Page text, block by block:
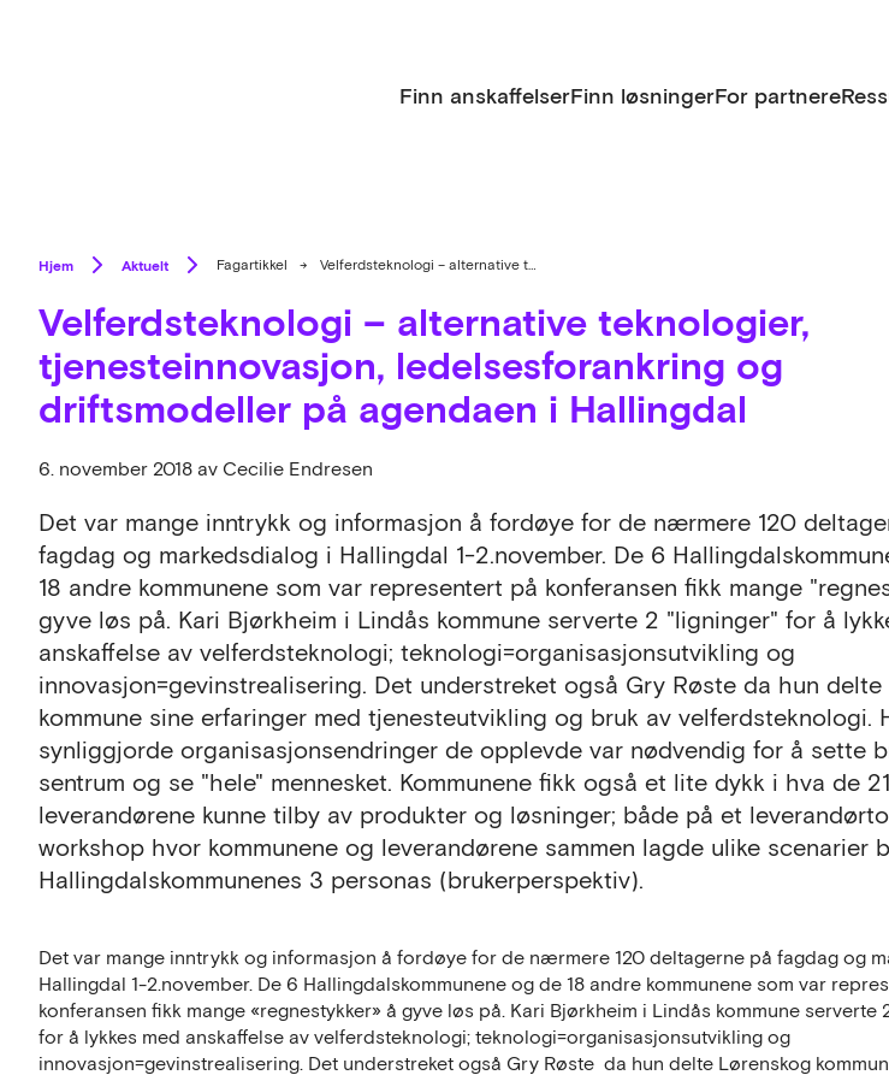
Finn anskaffelserFinn løsningerFor partnere
Hjem Aktuelt Fagartikkel → Velferdsteknologi – alternative teknologier, tjenesteinnovasjon, ledelsesforankring og driftsmodeller på agendaen i Hallingdal
Velferdsteknologi – alternative teknologier,
tjenesteinnovasjon, ledelsesforankring og
driftsmodeller på agendaen i Hallingdal
6. november 2018 av Cecilie Endresen
Det var mange inntrykk og informasjon å fordøye for de nærmere 120
fagdag og markedsdialog i Hallingdal 1-2.november. De 6
18 andre kommunene som var representert på konferansen fikk mange
gyve løs på. Kari Bjørkheim i Lindås kommune serverte 2 "ligninger" for å
anskaffelse av velferdsteknologi; teknologi=organisasjonsutvikling og
innovasjon=gevinstrealisering. Det understreket også Gry Røste da hun delte
kommune sine erfaringer med tjenesteutvikling og bruk av velferdsteknologi.
synliggjorde organisasjonsendringer de opplevde var nødvendig for å sette
sentrum og se "hele" mennesket. Kommunene fikk også et lite dykk i hva de
leverandørene kunne tilby av produkter og løsninger; både på et
workshop hvor kommunene og leverandørene sammen lagde ulike scenarier
Hallingdalskommunenes 3 personas (brukerperspektiv).
Det var mange inntrykk og informasjon å fordøye for de nærmere 120 deltagerne på fagdag og
Hallingdal 1-2.november. De 6 Hallingdalskommunene og de 18 andre kommunene som var
konferansen fikk mange «regnestykker» å gyve løs på. Kari Bjørkheim i Lindås kommune serverte
for å lykkes med anskaffelse av velferdsteknologi; teknologi=organisasjonsutvikling og
innovasjon=gevinstrealisering. Det understreket også Gry Røste da hun delte Lørenskog